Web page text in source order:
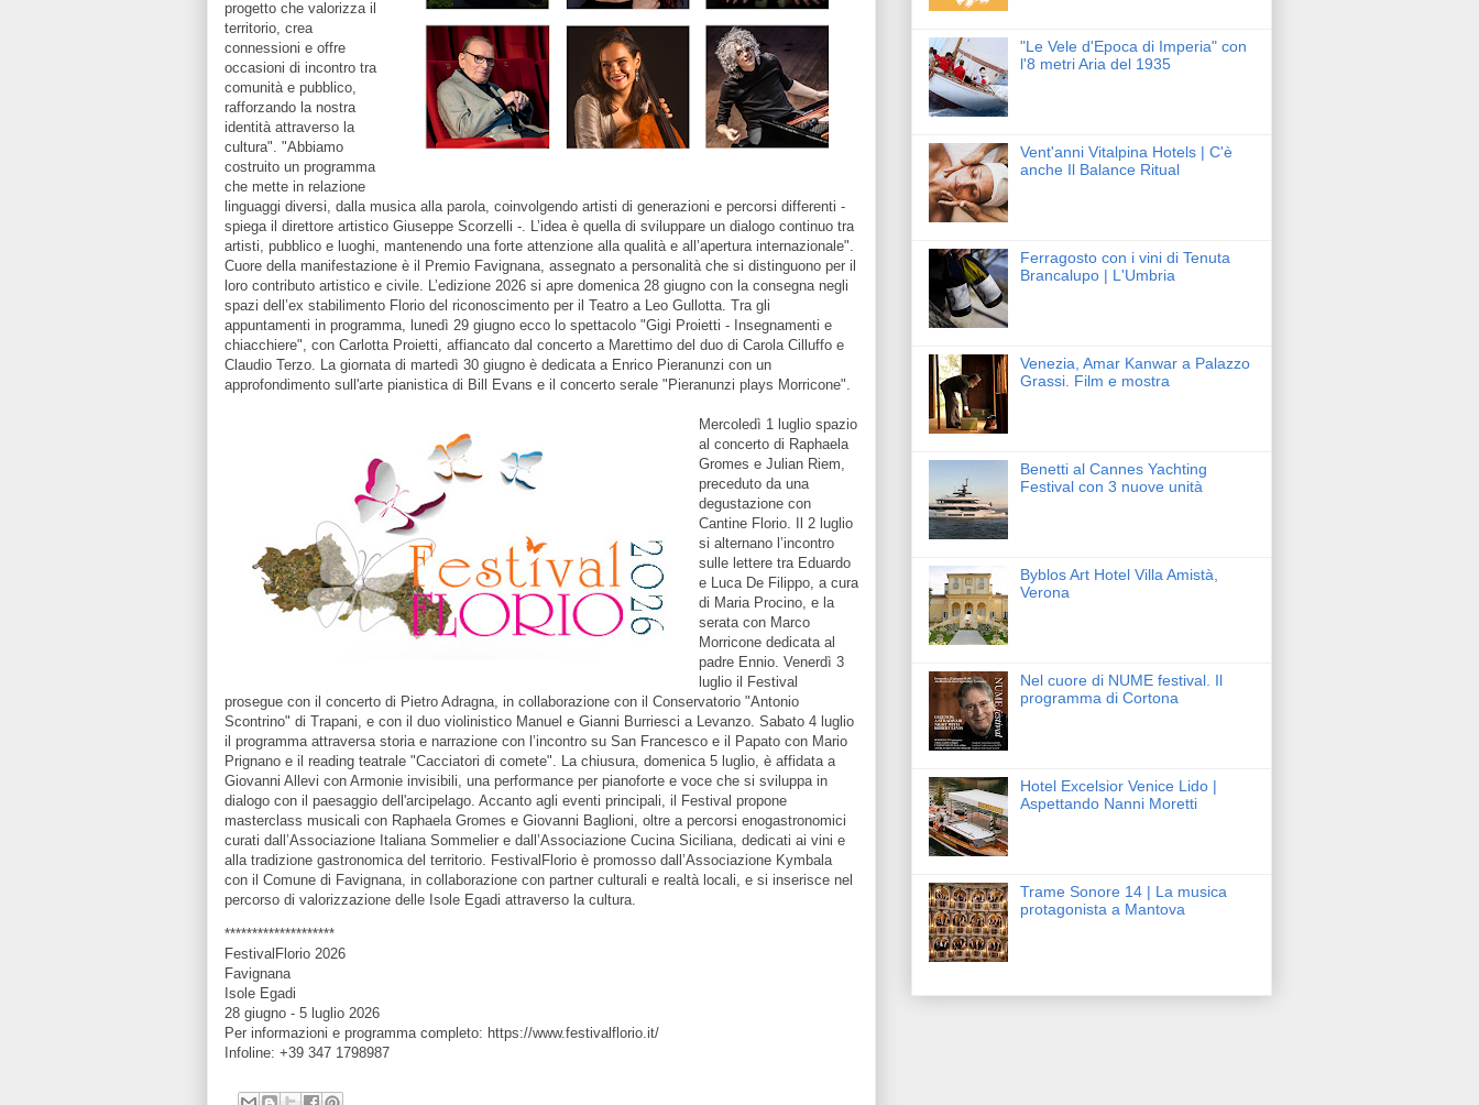
progetto che valorizza il
territorio, crea
connessioni e offre
occasioni di incontro tra
comunità e pubblico,
rafforzando la nostra
identità attraverso la
cultura". "Abbiamo
costruito un programma
che mette in relazione
linguaggi diversi, dalla musica alla parola, coinvolgendo artisti di generazioni e percorsi differenti -
spiega il direttore artistico Giuseppe Scorzelli -. L’idea è quella di sviluppare un dialogo continuo tra
artisti, pubblico e luoghi, mantenendo una forte attenzione alla qualità e all’apertura internazionale".
Cuore della manifestazione è il Premio Favignana, assegnato a personalità che si distinguono per il
loro contributo artistico e civile. L’edizione 2026 si apre domenica 28 giugno con la consegna negli
spazi dell’ex stabilimento Florio del riconoscimento per il Teatro a Leo Gullotta. Tra gli
appuntamenti in programma, lunedì 29 giugno ecco lo spettacolo "Gigi Proietti - Insegnamenti e
chiacchiere", con Carlotta Proietti, affiancato dal concerto a Marettimo del duo di Carola Cilluffo e
Claudio Terzo. La giornata di martedì 30 giugno è dedicata a Enrico Pieranunzi con un
approfondimento sull'arte pianistica di Bill Evans e il concerto serale "Pieranunzi plays Morricone".
Mercoledì 1 luglio spazio
al concerto di Raphaela
Gromes e Julian Riem,
preceduto da una
degustazione con
Cantine Florio. Il 2 luglio
si alternano l’incontro
sulle lettere tra Eduardo
e Luca De Filippo, a cura
di Maria Procino, e la
serata con Marco
Morricone dedicata al
padre Ennio. Venerdì 3
luglio il Festival
prosegue con il concerto di Pietro Adragna, in collaborazione con il Conservatorio "Antonio
Scontrino" di Trapani, e con il duo violinistico Manuel e Gianni Burriesci a Levanzo. Sabato 4 luglio
il programma attraversa storia e narrazione con l’incontro su San Francesco e il Papato con Mario
Prignano e il reading teatrale "Cacciatori di comete". La chiusura, domenica 5 luglio, è affidata a
Giovanni Allevi con Armonie invisibili, una performance per pianoforte e voce che si sviluppa in
dialogo con il paesaggio dell'arcipelago. Accanto agli eventi principali, il Festival propone
masterclass musicali con Raphaela Gromes e Giovanni Baglioni, oltre a percorsi enogastronomici
curati dall’Associazione Italiana Sommelier e dall’Associazione Cucina Siciliana, dedicati ai vini e
alla tradizione gastronomica del territorio. FestivalFlorio è promosso dall’Associazione Kymbala
con il Comune di Favignana, in collaborazione con partner culturali e realtà locali, e si inserisce nel
percorso di valorizzazione delle Isole Egadi attraverso la cultura.
********************
FestivalFlorio 2026
Favignana
Isole Egadi
28 giugno - 5 luglio 2026
Per informazioni e programma completo: https://www.festivalflorio.it/
Infoline: +39 347 1798987
"Le Vele d'Epoca di Imperia" con
l'8 metri Aria del 1935
Vent'anni Vitalpina Hotels | C'è
anche Il Balance Ritual
Ferragosto con i vini di Tenuta
Brancalupo | L'Umbria
Venezia, Amar Kanwar a Palazzo
Grassi. Film e mostra
Benetti al Cannes Yachting
Festival con 3 nuove unità
Byblos Art Hotel Villa Amistà,
Verona
Nel cuore di NUME festival. Il
programma di Cortona
Hotel Excelsior Venice Lido |
Aspettando Nanni Moretti
Trame Sonore 14 | La musica
protagonista a Mantova